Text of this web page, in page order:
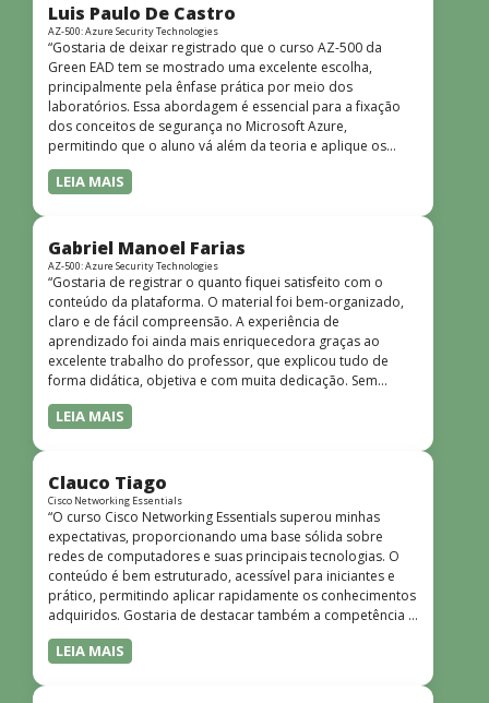
Luis Paulo De Castro
AZ-500: Azure Security Technologies
“Gostaria de deixar registrado que o curso AZ-500 da
Green EAD tem se mostrado uma excelente escolha,
principalmente pela ênfase prática por meio dos
laboratórios. Essa abordagem é essencial para a fixação
dos conceitos de segurança no Microsoft Azure,
permitindo que o aluno vá além da teoria e aplique os
conhecimentos em cenários reais e simulados. Outro
ponto muito positivo é a didática do curso. O conteúdo é
quem não tem uma bagagem técnica muito avançada.”
LEIA MAIS
Gabriel Manoel Farias
AZ-500: Azure Security Technologies
“Gostaria de registrar o quanto fiquei satisfeito com o
conteúdo da plataforma. O material foi bem-organizado,
claro e de fácil compreensão. A experiência de
aprendizado foi ainda mais enriquecedora graças ao
excelente trabalho do professor, que explicou tudo de
forma didática, objetiva e com muita dedicação. Sem
dúvida, foi uma jornada de muito aprendizado!”
LEIA MAIS
Clauco Tiago
Cisco Networking Essentials
“O curso Cisco Networking Essentials superou minhas
expectativas, proporcionando uma base sólida sobre
redes de computadores e suas principais tecnologias. O
conteúdo é bem estruturado, acessível para iniciantes e
prático, permitindo aplicar rapidamente os conhecimentos
adquiridos. Gostaria de destacar também a competência e
o conhecimento técnico do instrutor Peterson, que
demonstrou total domínio do assunto e soube explicar
LEIA MAIS